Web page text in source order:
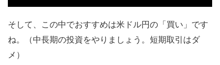
そして、この中でおすすめは米ドル円の「買い」です
ね。（中長期の投資をやりましょう。短期取引はダ
メ）